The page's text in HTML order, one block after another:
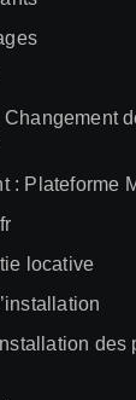
: Plateforme
locative
des